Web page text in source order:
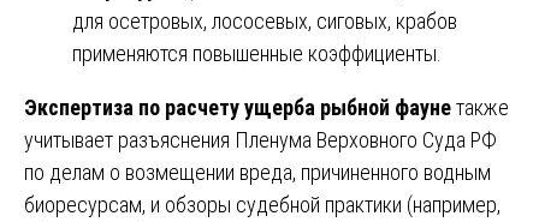
для осетровых, лососевых, сиговых, крабов
применяются повышенные коэффициенты.
Экспертиза по расчету ущерба рыбной фаунетакже
учитывает разъяснения Пленума Верховного Суда РФ
по делам о возмещении вреда, причиненного водным
биоресурсам, и обзоры судебной практики (например,